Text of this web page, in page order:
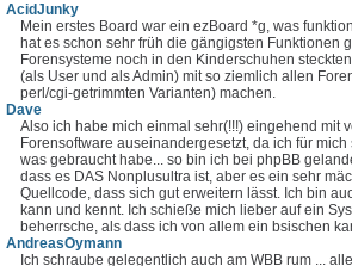
AcidJunky
Mein erstes Board war ein ezBoard *g, was
hat es schon sehr früh die gängigsten Funktionen
Forensysteme noch in den Kinderschuhen
(als User und als Admin) mit so ziemlich allen
perl/cgi-getrimmten Varianten) machen.
Dave
Also ich habe mich einmal sehr(!!!) eingehend mit
Forensoftware auseinandergesetzt, da ich für
was gebraucht habe... so bin ich bei phpBB
dass es DAS Nonplusultra ist, aber es ein sehr
Quellcode, dass sich gut erweitern lässt. Ich bin
kann und kennt. Ich schieße mich lieber auf ein
beherrsche, als dass ich von allem ein bsischen
AndreasOymann
Ich schraube gelegentlich auch am WBB rum ...